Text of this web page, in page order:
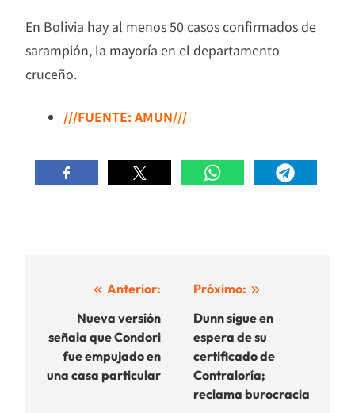
En Bolivia hay al menos 50 casos confirmados de
sarampión, la mayoría en el departamento
cruceño.
///FUENTE: AMUN///
Navegación
entradas
Anterior:
Nueva versión
señala que Condori
fue empujado en
una casa particular
Próximo:
Dunn sigue en
espera de su
certificado de
Contraloría;
reclama burocracia